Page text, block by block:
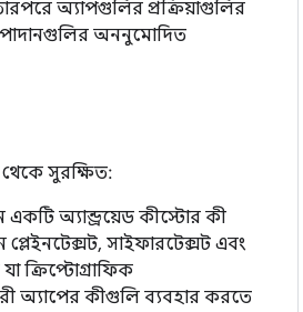
অ্যাপগুলির প্রক্রিয়াগুলির
অননুমোদিত
থেকে সুরক্ষিত:
অ্যান্ড্রয়েড কীস্টোর কী
সাইফারটেক্সট এবং
ক্রিপ্টোগ্রাফিক
অ্যাপের কীগুলি ব্যবহার করতে